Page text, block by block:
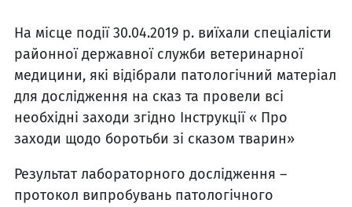
На місце події 30.04.2019 р. виїхали спеціалісти
районної державної служби ветеринарної
медицини, які відібрали патологічний матеріал
для дослідження на сказ та провели всі
необхідні заходи згідно Інструкції « Про
заходи щодо боротьби зі сказом тварин»
Результат лабораторного дослідження –
протокол випробувань патологічного